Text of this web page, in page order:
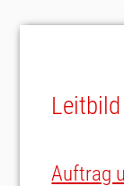
Leitbild
Auftrag